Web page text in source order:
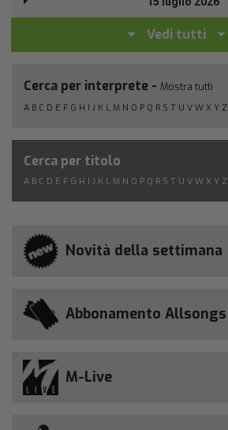
Vedi tutti
Cerca per interprete - Mostra tutti
A B C D E F G H I J K L M N O P Q R S T U V W X Y Z
Cerca per titolo
A B C D E F G H I J K L M N O P Q R S T U V W X Y Z
Novità della settimana
Abbonamento Allsongs
M-Live